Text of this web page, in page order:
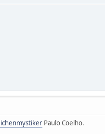
Paulo Coelho.